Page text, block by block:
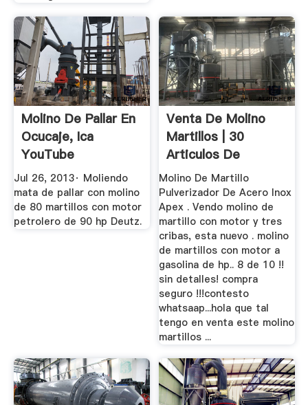
Molino De Pallar En
Ocucaje, Ica
YouTube
Jul 26, 2013· Moliendo
mata de pallar con molino
de 80 martillos con motor
petrolero de 90 hp Deutz.
Venta De Molino
Martillos | 30
Articulos De
Segunda Mano
Molino De Martillo
Pulverizador De Acero Inox
Apex . Vendo molino de
martillo con motor y tres
cribas, esta nuevo . molino
de martillos con motor a
gasolina de hp.. 8 de 10 !!
sin detalles! compra
seguro !!!contesto
whatsaap...hola que tal
tengo en venta este molino
martillos ...